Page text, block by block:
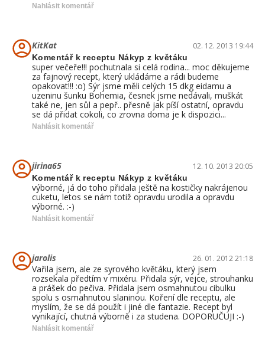
Nahlásit komentář
KitKat 02. 12. 2013 19:44
Komentář k receptu Nákyp z květáku
super večeře!!! pochutnala si celá rodina... moc děkujeme
za fajnový recept, který ukládáme a rádi budeme
opakovat!!! :o) Sýr jsme měli celých 15 dkg eidamu a
uzeninu šunku Bohemia, česnek jsme nedávali, muškát
také ne, jen sůl a pepř.. přesně jak píší ostatní, opravdu
se dá přidat cokoli, co zrovna doma je k dispozici...
Nahlásit komentář
jirina65 12. 10. 2013 20:05
Komentář k receptu Nákyp z květáku
výborné, já do toho přidala ještě na kostičky nakrájenou
cuketu, letos se nám totiž opravdu urodila a opravdu
výborné. :-)
Nahlásit komentář
jarolis 26. 01. 2012 21:18
Vařila jsem, ale ze syrového květáku, který jsem
rozsekala předtím v mixéru. Přidala sýr, vejce, strouhanku
a prášek do pečiva. Přidala jsem osmahnutou cibulku
spolu s osmahnutou slaninou. Koření dle receptu, ale
myslím, že se dá použít i jiné dle fantazie. Recept byl
vynikající, chutná výborně i za studena. DOPORUČUJI :-)
Nahlásit komentář